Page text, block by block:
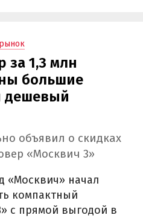
за 1,3 млн
большие
дешевый
объявил о скидках
«Москвич 3»
«Москвич» начал
компактный
с прямой выгодой в